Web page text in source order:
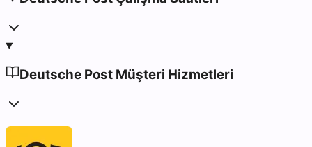
Deutsche Post Müşteri Hizmetleri